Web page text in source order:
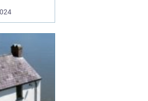
på. En
har
fange et